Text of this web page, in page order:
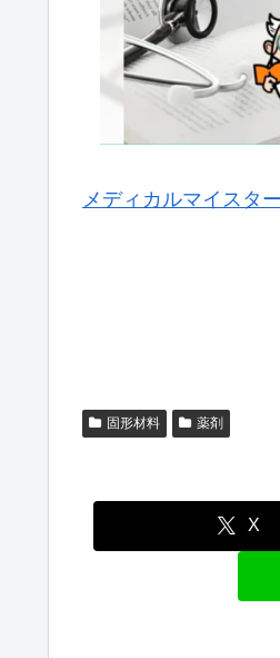
メディカルマイスタ
固形材料 薬剤
X